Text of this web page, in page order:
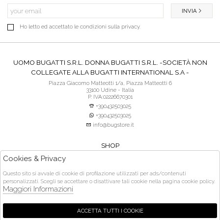
Ho letto ed accettato le condizioni sulla privacy.
INVIA
UOMO BUGATTI S.R.L. DONNA BUGATTI S.R.L. -SOCIETÀ NON
COLLEGATE ALLA BUGATTI INTERNATIONAL S.A -
Piazza Giacomo Matteotti 1/a, Piazza Matteotti 6
33100 Udine - Italia
P. IVA:02226670301
+390432503025
+390432503025
info@bugstore.it
SHOP
ACQUISTO SICURO
martedì- venerdì 9:30 - 13:00 e dalle 15:30 - 19:30 | sabato 9:30 - 13:00 e dalle
15:30 - 20:00 | domenica e lunedì chiuso
Cookies & Privacy
Questo sito si avvale di cookie di profilazione utilizzati per ads/contenuti
personalizzati. Scegli se accettare o disattivare tali cookie nella pagina cookie policy.
Maggiori Informazioni
ACCETTA TUTTI I COOKIE